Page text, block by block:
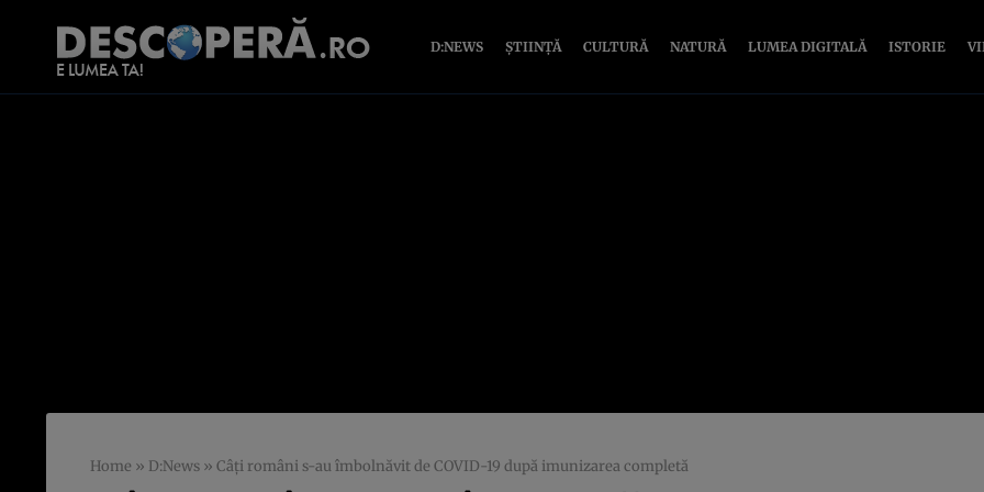
D:NEWS ȘTIINȚĂ CULTURĂ NATURĂ LUMEA DIGITALĂ ISTORIE
Home » D:News » Câți români s-au îmbolnăvit de COVID-19 după imunizarea completă